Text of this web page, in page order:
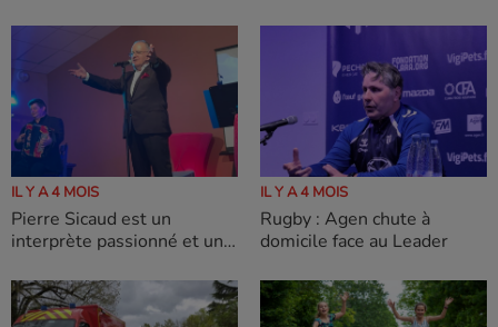
maire de Lombez
choisir
IL Y A 4 MOIS
Pierre Sicaud est un
interprète passionné et un
Charles Aznavour
IL Y A 4 MOIS
Rugby : Agen chute à
domicile face au Leader